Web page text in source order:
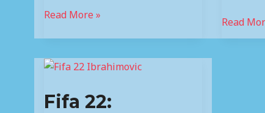
Read More »
Read
Fifa 22:
Fifa
Ibrahimovic